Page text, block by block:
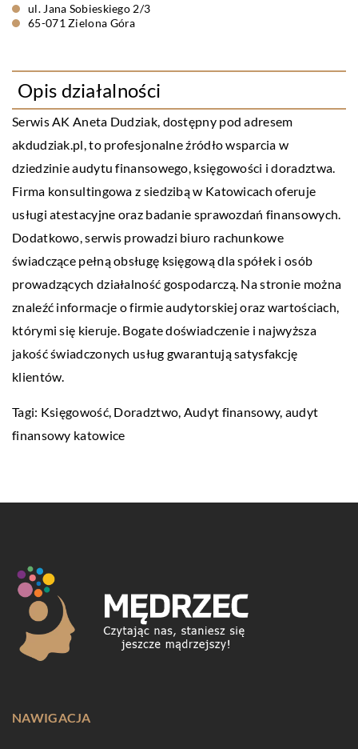
ul. Jana Sobieskiego 2/3
65-071 Zielona Góra
Opis działalności
Serwis AK Aneta Dudziak, dostępny pod adresem
akdudziak.pl, to profesjonalne źródło wsparcia w
dziedzinie audytu finansowego, księgowości i doradztwa.
Firma konsultingowa z siedzibą w Katowicach oferuje
usługi atestacyjne oraz badanie sprawozdań finansowych.
Dodatkowo, serwis prowadzi biuro rachunkowe
świadczące pełną obsługę księgową dla spółek i osób
prowadzących działalność gospodarczą. Na stronie można
znaleźć informacje o firmie audytorskiej oraz wartościach,
którymi się kieruje. Bogate doświadczenie i najwyższa
jakość świadczonych usług gwarantują satysfakcję
klientów.
Tagi: Księgowość, Doradztwo, Audyt finansowy, audyt
finansowy katowice
NAWIGACJA